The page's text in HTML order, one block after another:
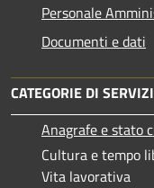
Personale
Documenti e dati
CATEGORIE DI
Anagrafe e stato
Cultura e tempo
Vita lavorativa